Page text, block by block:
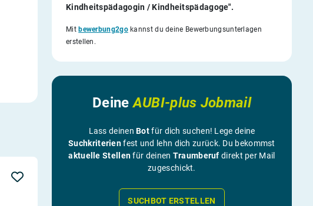
Kindheitspädagogin / Kindheitspädagoge".
Mitbewerbung2gokannst du deine Bewerbungsunterlagen
erstellen.
DeineAUBI-plus Jobmail
Lass deinenBotfür dich suchen! Lege deine
Suchkriterienfest und lehn dich zurück. Du bekommst
aktuelle Stellenfür deinen Traumberuf direkt per Mail
zugeschickt.
SUCHBOT ERSTELLEN